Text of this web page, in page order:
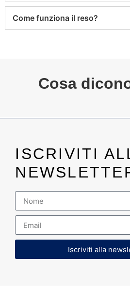
Come funziona il reso?
Cosa
ISCRIVITI
Iscriviti alla